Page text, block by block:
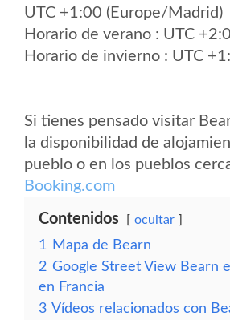
UTC +1:00 (Europe/Madrid)
Horario de verano : UTC
Horario de invierno : UTC
Si tienes pensado visitar
la disponibilidad de
pueblo o en los pueblos
Booking.com
Contenidos ocultar
1
Mapa de Bearn
2 Google Street View Bearn
en Francia
3 Vídeos relacionados con